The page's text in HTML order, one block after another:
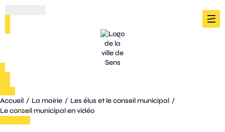
Accueil / La mairie / Les élus et le conseil municipal /
Le conseil municipal en vidéo